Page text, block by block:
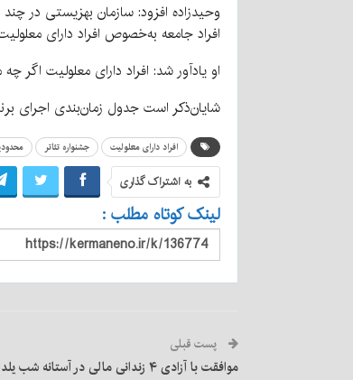
وحیدزاده افزود: سازمان بهزیستی در
افراد جامعه به‌خصوص افراد دارای
او یادآور شد: افراد دارای معلولیت
شایان‌ذکر است جدول زمان‌بندی اجرای
افراد دارای معلولیت جشنواره تئاتر
به اشتراک گذاری
لینک کوتاه مطلب :
پست قبلی
موافقت با آزادی ۴ زندانی مالی در آستانه شب یلدا در رودبار جنوب